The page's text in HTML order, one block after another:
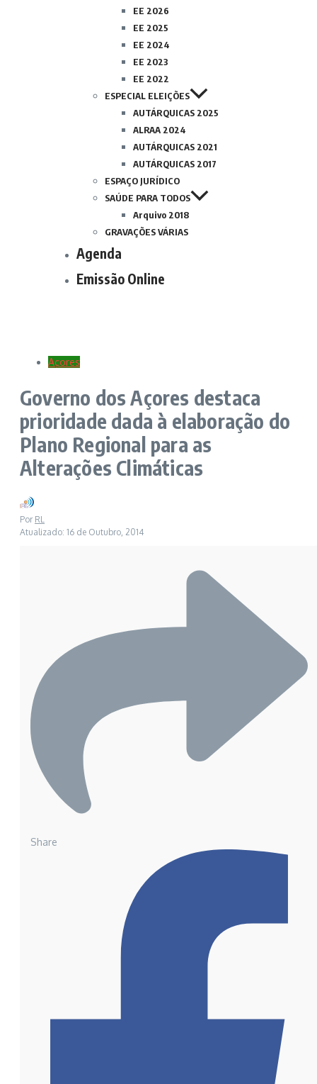
EE 2026
EE 2025
EE 2024
EE 2023
EE 2022
ESPECIAL ELEIÇÕES
AUTÁRQUICAS 2025
ALRAA 2024
AUTÁRQUICAS 2021
AUTÁRQUICAS 2017
ESPAÇO JURÍDICO
SAÚDE PARA TODOS
Arquivo 2018
GRAVAÇÕES VÁRIAS
Agenda
Emissão Online
Açores
Governo dos Açores destaca
prioridade dada à elaboração do
Plano Regional para as
Alterações Climáticas
Por RL
Atualizado: 16 de Outubro, 2014
Share